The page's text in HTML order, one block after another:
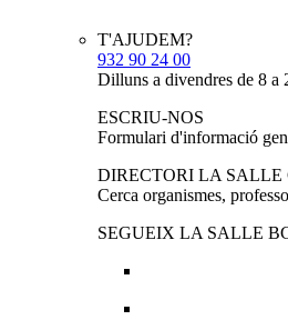
T'AJUDEM?
932 90 24 00
Dilluns a divendres de 8 a
ESCRIU-NOS
Formulari d'informació
DIRECTORI LA
Cerca organismes,
SEGUEIX LA SALLE